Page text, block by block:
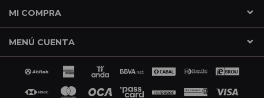
MI COMPRA
MENÚ CUENTA